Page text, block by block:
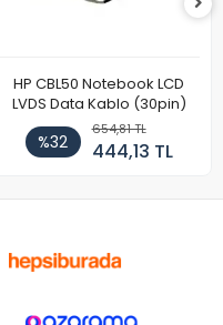
HP CBL50 Notebook LCD
LVDS Data Kablo (30pin)
%32
654,81 TL
444,13 TL